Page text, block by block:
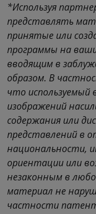
*Используя
представлять
принятые или
программы на
вводящим в
образом. В
что
изображений
содержания или
представлений в
национальности,
ориентации или
незаконным в
материал не
частности